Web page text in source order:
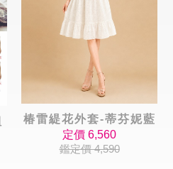
椿雷緹花外套-蒂芬妮藍
定價 6,560
鑑定價 4,590